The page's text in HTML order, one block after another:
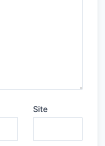
Site